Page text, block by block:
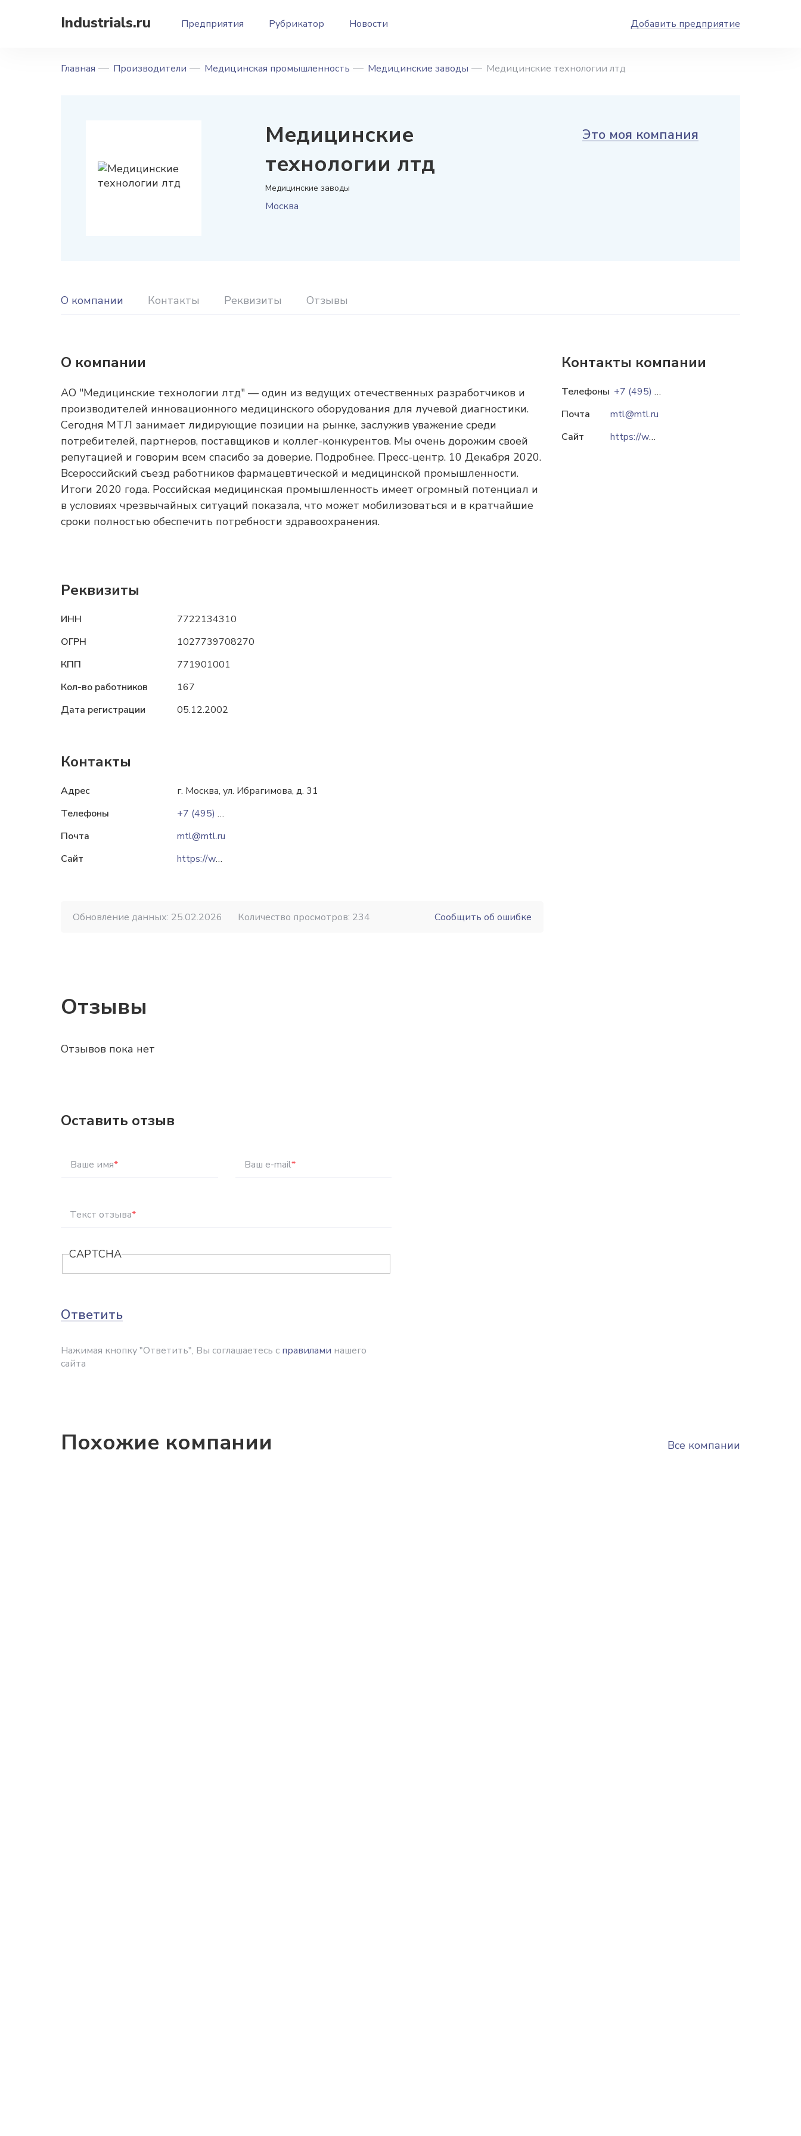
Industrials.ru Предприятия Рубрикатор Новости Добавить предприятие
Главная Производители Медицинская промышленность Медицинские заводы Медицинские технологии лтд
Медицинские
технологии лтд
Медицинские заводы
Москва
Это моя компания
О компании Контакты Реквизиты Отзывы
О компании
АО "Медицинские технологии лтд" — один из ведущих отечественных разработчиков и
производителей инновационного медицинского оборудования для лучевой диагностики.
Сегодня МТЛ занимает лидирующие позиции на рынке, заслужив уважение среди
потребителей, партнеров, поставщиков и коллег-конкурентов. Мы очень дорожим своей
репутацией и говорим всем спасибо за доверие. Подробнее. Пресс-центр. 10 Декабря 2020.
Всероссийский съезд работников фармацевтической и медицинской промышленности.
Итоги 2020 года. Российская медицинская промышленность имеет огромный потенциал и
в условиях чрезвычайных ситуаций показала, что может мобилизоваться и в кратчайшие
сроки полностью обеспечить потребности здравоохранения.
Реквизиты
ИНН
7722134310
ОГРН
1027739708270
КПП
771901001
Кол-во работников
167
Дата регистрации
05.12.2002
Контакты
Адрес
г. Москва, ул. Ибрагимова, д. 31
Телефоны
+7 (495) 663 95 01
Почта
mtl@mtl.ru
Сайт
https://www.mtl.ru
Обновление данных: 25.02.2026 Количество просмотров: 234 Сообщить об ошибке
Отзывы
Отзывов пока нет
Оставить отзыв
Ваше имя* Ваш e-mail*
Текст отзыва*
CAPTCHA
Ответить
Нажимая кнопку "Ответить", Вы соглашаетесь с правилами нашего
сайта
Контакты компании
Телефоны
+7 (495) 663 95 01
Почта
mtl@mtl.ru
Сайт
https://www.mtl.ru
Похожие компании Все компании